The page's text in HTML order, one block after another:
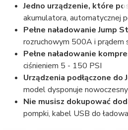
Jedno urządzenie, które
akumulatora, automatycznej
Pełne naładowanie Jump
rozruchowym 500A i
Pełne naładowanie
ciśnieniem 5 - 150 PSI
Urządzenia podłączone
model dysponuje
Nie musisz dokupować
pompki, kabel USB do